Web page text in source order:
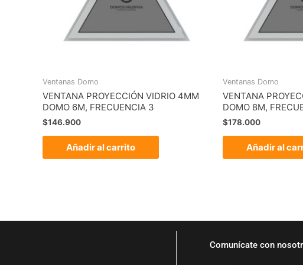
Ventanas Domo
VENTANA PROYECCIÓN VIDRIO 4MM
DOMO 6M, FRECUENCIA 3
$146.900
Añadir al carrito
Ventanas Domo
VENTANA
DOMO 8M,
$178.000
Añadir al
Comunícate con